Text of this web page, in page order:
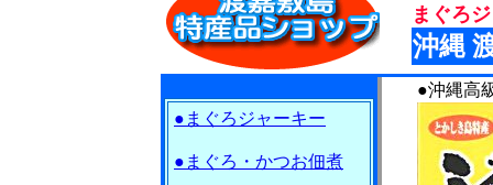
まぐろ
沖縄
●まぐろジャーキー
●まぐろ・かつお佃煮
●沖縄高